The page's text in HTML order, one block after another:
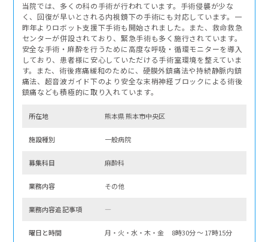
当院では、多くの科の手術が行われています。手術侵襲が少な
く、回復が早いとされる内視鏡下の手術にも対応しています。一
昨年よりロボット支援下手術も開始されました。また、救命救急
センターが併設されており、緊急手術も多く施行されています。
安全な手術・麻酔を行うために高度な呼吸・循環モニターを導入
しており、患者様に安心していただける手術室環境を整えていま
す。また、術後疼痛緩和のために、硬膜外鎮痛法や持続静脈内鎮
痛法、超音波ガイド下のより安全な末梢神経ブロックによる術後
鎮痛なども積極的に取り入れています。
所在地 熊本県 熊本市中央区
施設種別 一般病院
募集科⽬ 麻酔科
業務内容 その他
業務内容追記事項 ―
曜⽇と時間 月・火・水・木・金 8時30分 〜 17時15分